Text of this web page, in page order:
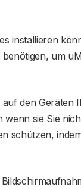
installieren
um
den Geräten
sie Sie
schützen,